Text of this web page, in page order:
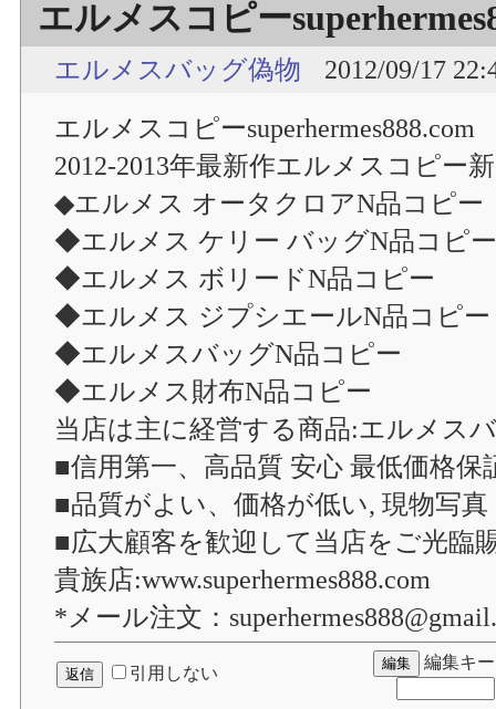
エルメスコピー
エルメスバッグ偽物
2012/09/17
エルメスコピーsuperhermes888.com
2012-2013年最新作エルメスコピー
◆エルメス オータクロアN品コピー
◆エルメス ケリー バッグN品コピー
◆エルメス ボリードN品コピー
◆エルメス ジプシエールN品コピー
◆エルメスバッグN品コピー
◆エルメス財布N品コピー
当店は主に経営する商品:エルメス
■信用第一、高品質 安心 最低価格保
■品質がよい、価格が低い, 現物写真
■広大顧客を歓迎して当店をご光臨
貴族店:www.superhermes888.com
*メール注文：
引用しない
編集キー